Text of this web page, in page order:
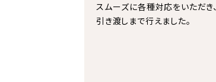
スムーズに各種対応をいただき
引き渡しまで行えました。